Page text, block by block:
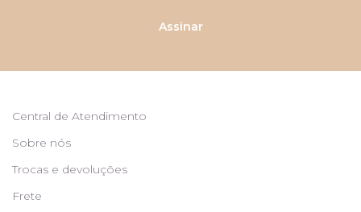
Assinar
Central de Atendimento
Sobre nós
Trocas e devoluções
Frete